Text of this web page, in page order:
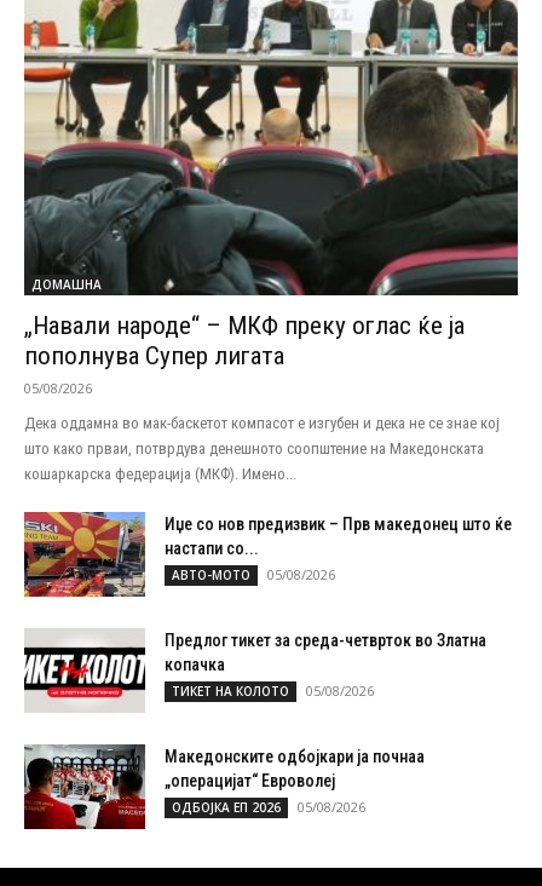
ДОМАШНА
„Навали народе“ – МКФ преку оглас ќе ја
пополнува Супер лигата
05/08/2026
Дека оддамна во мак-баскетот компасот е изгубен и дека не се знае кој
што како прваи, потврдува денешното соопштение на Македонската
кошаркарска федерација (МКФ). Имено...
Иџе со нов предизвик – Прв македонец што ќе
настапи со...
АВТО-МОТО 05/08/2026
Предлог тикет за среда-четврток во Златна
копачка
ТИКЕТ НА КОЛОТО 05/08/2026
Македонските одбојкари ја почнаа
„операцијат“ Евроволеј
ОДБОЈКА ЕП 2026 05/08/2026